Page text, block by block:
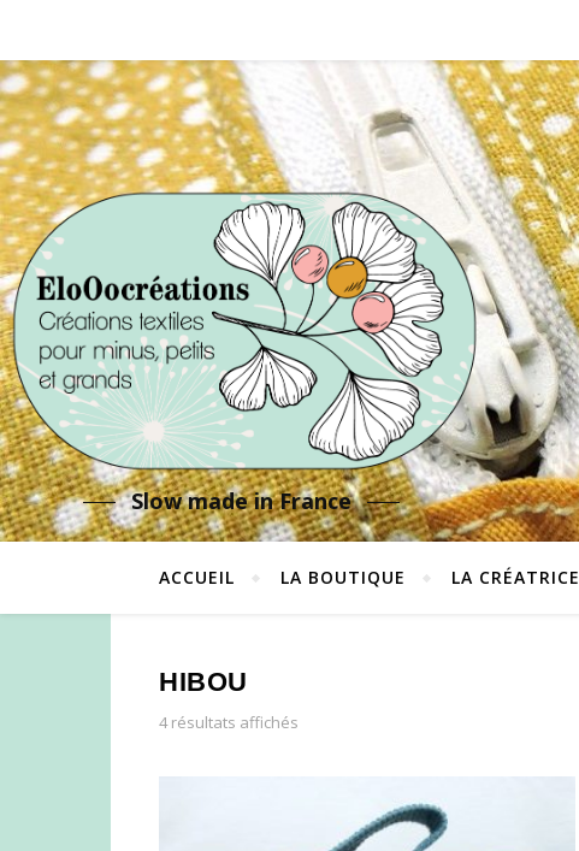
Slow made in France
ACCUEIL LA BOUTIQUE LA CRÉATRICE
HIBOU
4 résultats affichés